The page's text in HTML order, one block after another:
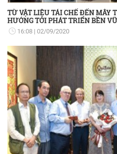
TỪ VẬT LIỆU TÁI CHẾ ĐẾN MÂY
HƯỚNG TỚI PHÁT TRIỂN BỀN
16:08 02/09/2020